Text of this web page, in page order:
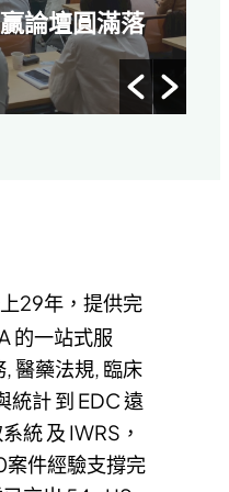
滿落
研發指引
2025-09-22
29年，提供完
的一站式服
醫藥法規, 臨床
統計 到 EDC 遠
統 及 IWRS，
件經驗支撐完